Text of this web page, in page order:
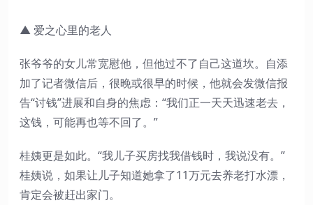
▲ 爱之心里的老人
张爷爷的女儿常宽慰他，但他过不了自己这道坎。自添
加了记者微信后，很晚或很早的时候，他就会发微信报
告“讨钱”进展和自身的焦虑：“我们正一天天迅速老去，
这钱，可能再也等不回了。”
桂姨更是如此。“我儿子买房找我借钱时，我说没有。”
桂姨说，如果让儿子知道她拿了11万元去养老打水漂，
肯定会被赶出家门。